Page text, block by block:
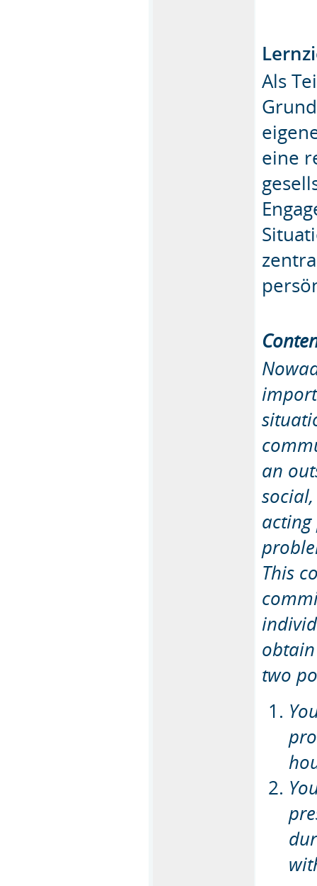
Als
eine
an
This
two